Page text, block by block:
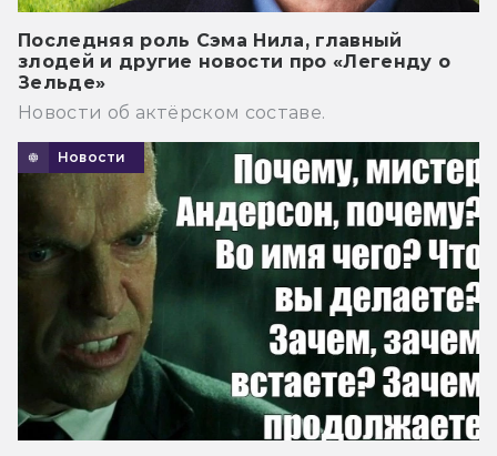
Последняя роль Сэма Нила, главный
злодей и другие новости про «Легенду о
Зельде»
Новости об актёрском составе.
Новости